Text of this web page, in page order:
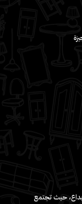
حيث تجتمع